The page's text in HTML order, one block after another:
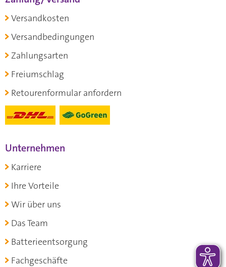
Versandkosten
Versandbedingungen
Zahlungsarten
Freiumschlag
Retourenformular anfordern
Unternehmen
Karriere
Ihre Vorteile
Wir über uns
Das Team
Batterieentsorgung
Fachgeschäfte